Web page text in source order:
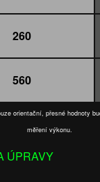
260
560
orientační, přesné hodnoty
měření výkonu.
ÚPRAVY